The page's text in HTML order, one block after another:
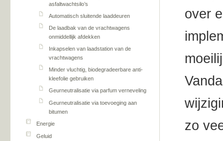
asfaltwachtsilo’s
Automatisch sluitende laaddeuren
De laadbak van de vrachtwagens
onmiddellijk afdekken
Inkapselen van laadstation van de
vrachtwagens
Minder vluchtig, biodegradeerbare anti-
kleefolie gebruiken
Geurneutralisatie via parfum verneveling
Geurneutralisatie via toevoeging aan
bitumen
Energie
Geluid
over
zo